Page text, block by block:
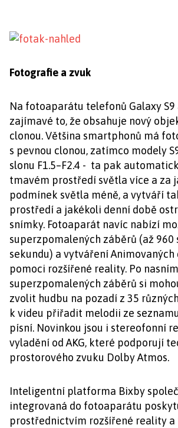
Fotografie a zvuk
Na fotoaparátu telefonů Galaxy S9
zajímavé to, že obsahuje nový
clonou. Většina smartphonů má
s pevnou clonou, zatímco modely
slonu F1.5–F2.4 - ta pak
tmavém prostředí světla více a za
podmínek světla méně, a vytváří
prostředí a jakékoli denní době
snímky. Fotoaparát navíc nabízí
superzpomalených záběrů (až 960
sekundu) a vytváření Animovaných
pomoci rozšířené reality. Po
superzpomalených záběrů si
zvolit hudbu na pozadí z 35
k videu přiřadit melodii ze
písní. Novinkou jsou i stereofonní
vyladění od AKG, které podporují
prostorového zvuku Dolby Atmos.
Inteligentní platforma Bixby
integrovaná do fotoaparátu
prostřednictvím rozšířené reality